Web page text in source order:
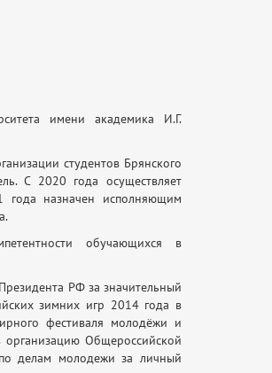
имени академика И.Г.
студентов Брянского
С 2020 года осуществляет
года назначен исполняющим
обучающихся в
РФ за значительный
зимних игр 2014 года в
фестиваля молодёжи и
Общероссийской
делам молодежи за личный